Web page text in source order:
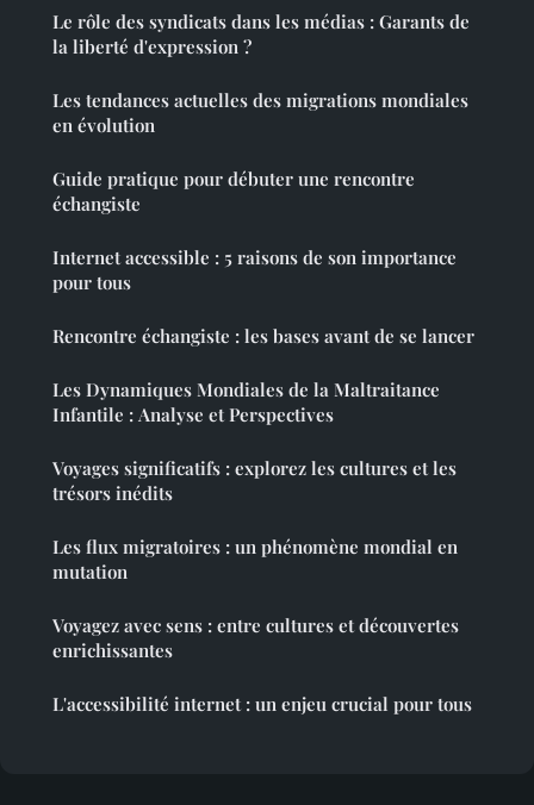
Le rôle des syndicats dans les médias : Garants de
la liberté d'expression ?
Les tendances actuelles des migrations mondiales
en évolution
Guide pratique pour débuter une rencontre
échangiste
Internet accessible : 5 raisons de son importance
pour tous
Rencontre échangiste : les bases avant de se lancer
Les Dynamiques Mondiales de la Maltraitance
Infantile : Analyse et Perspectives
Voyages significatifs : explorez les cultures et les
trésors inédits
Les flux migratoires : un phénomène mondial en
mutation
Voyagez avec sens : entre cultures et découvertes
enrichissantes
L'accessibilité internet : un enjeu crucial pour tous